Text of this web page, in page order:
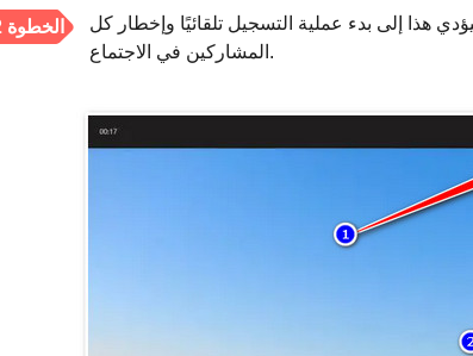
الخطوة 2
هذا إلى بدء عملية التسجيل تلقائيًا وإخطار كل
المشاركين في الاجتماع.